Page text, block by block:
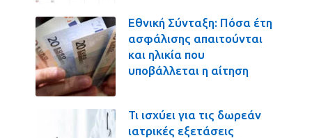
Εθνική Σύνταξη: Πόσα έτη
ασφάλισης απαιτούνται
και ηλικία που
υποβάλλεται η αίτηση
Τι ισχύει για τις δωρεάν
ιατρικές εξετάσεις